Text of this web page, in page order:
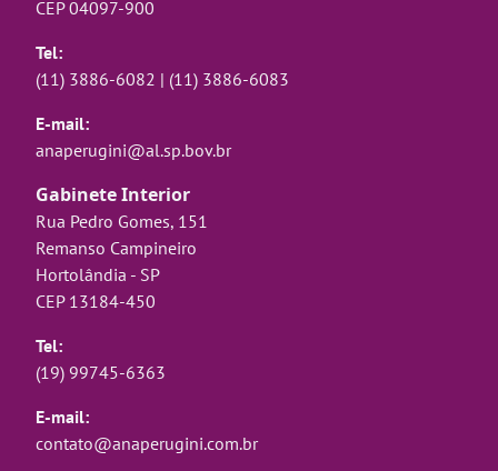
CEP 04097-900
Tel:
(11) 3886-6082 | (11) 3886-6083
E-mail:
anaperugini@al.sp.bov.br
Gabinete Interior
Rua Pedro Gomes, 151
Remanso Campineiro
Hortolândia - SP
CEP 13184-450
Tel:
(19) 99745-6363
E-mail:
contato@anaperugini.com.br